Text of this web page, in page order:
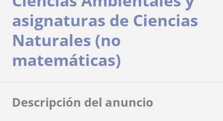
asignaturas de Ciencias
Naturales (no
matemáticas)
Descripción del anuncio